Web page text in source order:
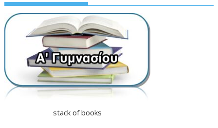
stack of books